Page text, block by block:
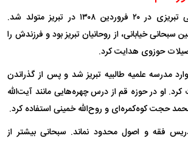
آیت الله جعفر سبحانی تبریزی در ۲۰ فروردین ۱۳۰۸ در تبریز متولد شد.
خیابانی، از روحانیان تبریز بود و فرزندش را
حوزوی هدایت کرد.
سالگی وارد مدرسه علمیه طالبیه تبریز شد و پس از گذراندن
او در حوزه قم از درس چهره‌هایی مانند آیت‌الله
حجت کوه‌کمره‌ای و روح‌الله خمینی استفاده کرد.
فقه و اصول محدود نماند. سبحانی بیشتر از